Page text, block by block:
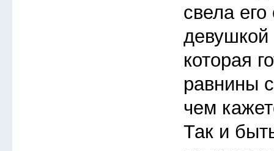
свела его
которая
равнины
чем
Так и